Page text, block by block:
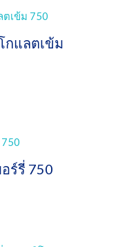
กแลตเข้ม
ร์รี่ 750